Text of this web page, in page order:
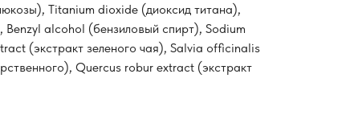
Titanium dioxide (диоксид титана),
alcohol (бензиловый спирт), Sodium
(экстракт зеленого чая), Salvia officinalis
Quercus robur extract (экстракт